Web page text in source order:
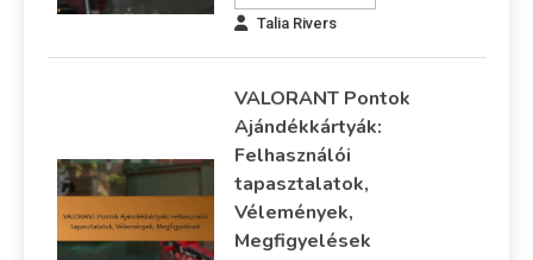
Talia Rivers
VALORANT Pontok
Ajándékkártyák:
Felhasználói
tapasztalatok,
Vélemények,
Megfigyelések